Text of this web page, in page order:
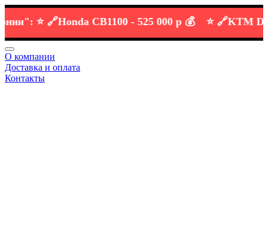
⭐️ 🔗 Honda CB1100 -525 000 р 💰 ⭐️ 🔗 KTM DUKE
О компании
Доставка и оплата
Контакты